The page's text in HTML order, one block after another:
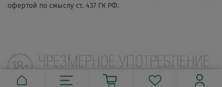
офертой по смыслу ст. 437 ГК РФ.